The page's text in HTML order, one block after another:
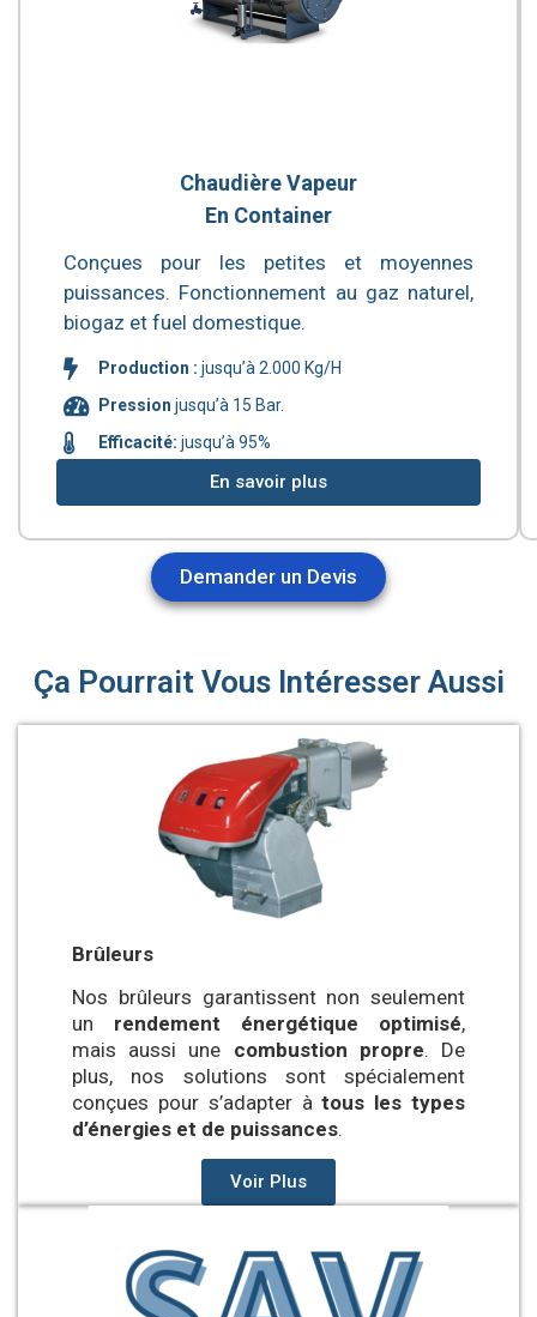
Chaudière Vapeur
En Container
Conçues pour les petites et moyennes
puissances. Fonctionnement au gaz naturel,
biogaz et fuel domestique.
Production : jusqu’à 2.000 Kg/H
Pression jusqu’à 15 Bar.
Efficacité: jusqu’à 95%
En savoir plus
Demander un Devis
Ça Pourrait Vous Intéresser Aussi
Brûleurs
Nos brûleurs garantissent non seulement
un rendement énergétique optimisé,
mais aussi une combustion propre. De
plus, nos solutions sont spécialement
conçues pour s’adapter à tous les types
d’énergies et de puissances.
Voir Plus